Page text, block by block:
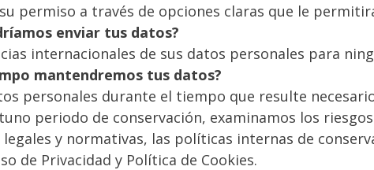
permiso a través de opciones claras que le
enviar tus datos?
internacionales de sus datos personales para
mantendremos tus datos?
personales durante el tiempo que resulte
periodo de conservación, examinamos los
y normativas, las políticas internas de
de Privacidad y Política de Cookies.